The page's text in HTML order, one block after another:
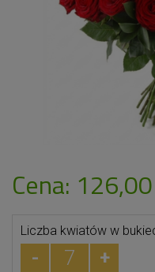
Cena: 126,00
Liczba kwiatów w
- +